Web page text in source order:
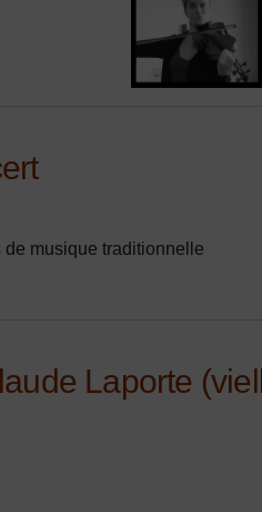
musique traditionnelle
Laporte